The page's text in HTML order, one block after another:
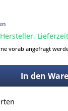
vorab angefragt
In den